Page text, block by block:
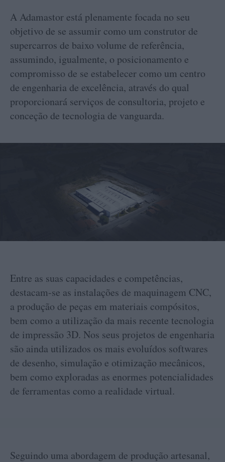
A Adamastor está plenamente focada no seu
objetivo de se assumir como um construtor de
supercarros de baixo volume de referência,
assumindo, igualmente, o posicionamento e
compromisso de se estabelecer como um centro
de engenharia de excelência, através do qual
proporcionará serviços de consultoria, projeto e
conceção de tecnologia de vanguarda.
Entre as suas capacidades e competências,
destacam-se as instalações de maquinagem CNC,
a produção de peças em materiais compósitos,
bem como a utilização da mais recente tecnologia
de impressão 3D. Nos seus projetos de engenharia
são ainda utilizados os mais evoluídos softwares
de desenho, simulação e otimização mecânicos,
bem como exploradas as enormes potencialidades
de ferramentas como a realidade virtual.
Seguindo uma abordagem de produção artesanal,